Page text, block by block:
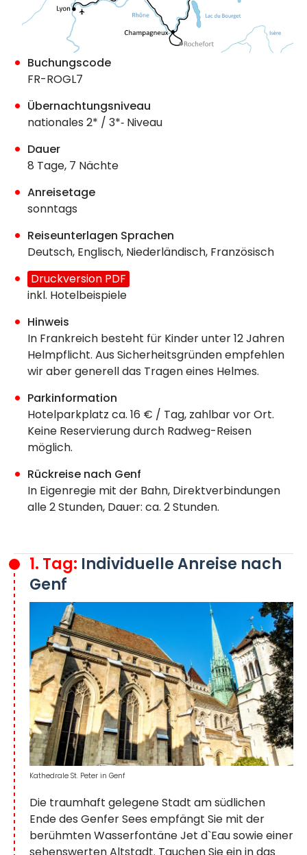
Buchungscode
FR-ROGL7
Übernachtungsniveau
nationales 2* / 3*‐ Niveau
Dauer
8 Tage, 7 Nächte
Anreisetage
sonntags
Reiseunterlagen Sprachen
Deutsch, Englisch, Niederländisch, Französisch
Druckversion PDF
inkl. Hotelbeispiele
Hinweis
In Frankreich besteht für Kinder unter 12 Jahren
Helmpflicht. Aus Sicherheitsgründen empfehlen
wir aber generell das Tragen eines Helmes.
Parkinformation
Hotelparkplatz ca. 16 € / Tag, zahlbar vor Ort.
Keine Reservierung durch Radweg-Reisen
möglich.
Rückreise nach Genf
In Eigenregie mit der Bahn, Direktverbindungen
alle 2 Stunden, Dauer: ca. 2 Stunden.
1. Tag: Individuelle Anreise nach
Genf
Die traumhaft gelegene Stadt am südlichen
Ende des Genfer Sees empfängt Sie mit der
berühmten Wasserfontäne Jet d`Eau sowie einer
Kathedrale St. Peter in Genf